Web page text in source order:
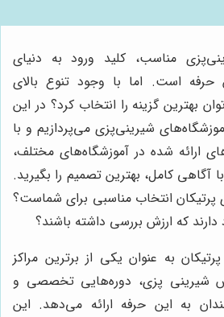
مناسب، کلید ورود به دنیای
حرفه است. اما با وجود تنوع بالای
بهترین گزینه را انتخاب کرد؟ در این
شیرینی‌پزی می‌پردازیم و با
ارائه شده در آموزشگاه‌های مختلف،
آگاهی کامل، بهترین تصمیم را بگیرید.
پرتیکان انتخاب مناسبی برای شماست؟
دارند که ارزش بررسی داشته باشند؟
به عنوان یکی از برترین مراکز
شیرینی پزی، دوره‌هایی تخصصی و
به این حرفه ارائه می‌دهد. این